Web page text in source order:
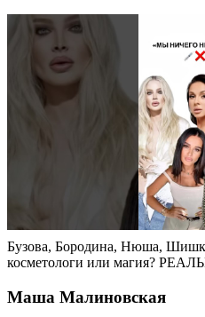
Бузова, Бородина, Нюша,
косметологи или магия?
Маша Малиновская